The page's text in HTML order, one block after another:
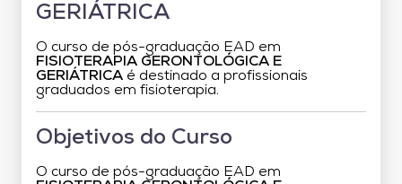
GERIÁTRICA
O curso de pós-graduação EAD em
FISIOTERAPIA GERONTOLÓGICA E
GERIÁTRICA é destinado a profissionais
graduados em fisioterapia.
Objetivos do Curso
O curso de pós-graduação EAD em